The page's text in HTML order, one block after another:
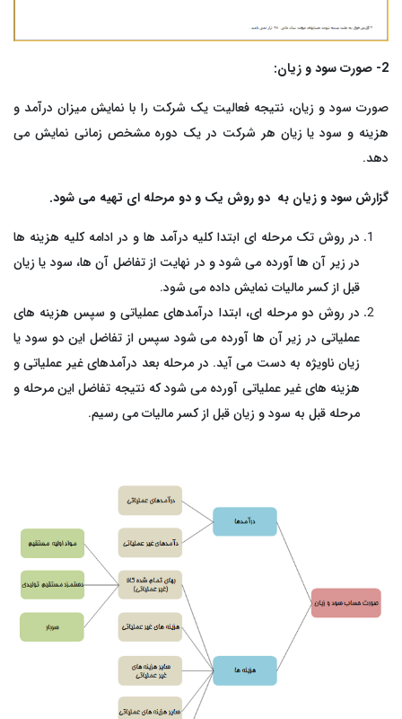
2- صورت سود و زیان:
صورت سود و زیان، نتیجه فعالیت یک شرکت را با نمایش میزان درآمد و
هزینه و سود یا زیان هر شرکت در یک دوره مشخص زمانی نمایش می
دهد.
گزارش سود و زیان به دو روش یک و دو مرحله ای تهیه می شود.
در روش تک مرحله ای ابتدا کلیه درآمد ها و در ادامه کلیه هزینه ها
در زیر آن ها آورده می شود و در نهایت از تفاضل آن ها، سود یا زیان
قبل از کسر مالیات نمایش داده می شود.
در روش دو مرحله ای، ابتدا درآمدهای عملیاتی و سپس هزینه های
عملیاتی در زیر آن ها آورده می شود سپس از تفاضل این دو سود یا
زیان ناویژه به دست می آید. در مرحله بعد درآمدهای غیر عملیاتی و
هزینه های غیر عملیاتی آورده می­ شود که نتیجه تفاضل این مرحله و
مرحله قبل به سود و زیان قبل از کسر مالیات می رسیم.